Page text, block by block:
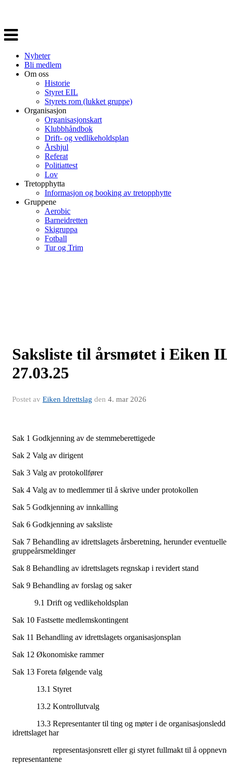
Veksle
navigasjon
Nyheter
Bli medlem
Om oss
Historie
Styret EIL
Styrets rom (lukket gruppe)
Organisasjon
Organisasjonskart
Klubbhåndbok
Drift- og vedlikeholdsplan
Årshjul
Referat
Politiattest
Lov
Tretopphytta
Informasjon og booking av tretopphytte
Gruppene
Aerobic
Barneidretten
Skigruppa
Fotball
Tur og Trim
Saksliste til årsmøtet i Eiken
27.03.25
Postet av Eiken Idrettslag den 4. mar 2026
Sak 1 Godkjenning av de stemmeberettigede
Sak 2 Valg av dirigent
Sak 3 Valg av protokollfører
Sak 4 Valg av to medlemmer til å skrive under protokollen
Sak 5 Godkjenning av innkalling
Sak 6 Godkjenning av saksliste
Sak 7 Behandling av idrettslagets årsberetning, herunder eventuelle
gruppeårsmeldinger
Sak 8 Behandling av idrettslagets regnskap i revidert stand
Sak 9 Behandling av forslag og saker
9.1 Drift og vedlikeholdsplan
Sak 10 Fastsette medlemskontingent
Sak 11 Behandling av idrettslagets organisasjonsplan
Sak 12 Økonomiske rammer
Sak 13 Foreta følgende valg
13.1 Styret
13.2 Kontrollutvalg
13.3 Representanter til ting og møter i de organisasjonsledd
idrettslaget har
representasjonsrett eller gi styret fullmakt til å
representantene